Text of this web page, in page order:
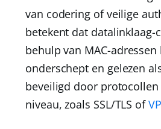
van codering of veilige
betekent dat
behulp van MAC-
onderschept en gelezen
beveiligd door
niveau, zoals SSL/TLS of